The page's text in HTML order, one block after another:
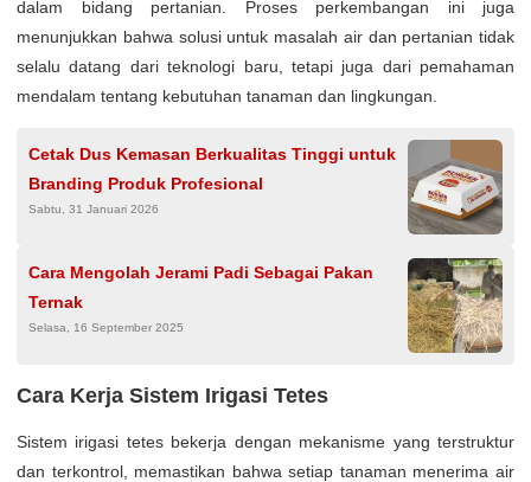
dalam bidang pertanian. Proses perkembangan ini juga
menunjukkan bahwa solusi untuk masalah air dan pertanian tidak
selalu datang dari teknologi baru, tetapi juga dari pemahaman
mendalam tentang kebutuhan tanaman dan lingkungan.
Cetak Dus Kemasan Berkualitas Tinggi untuk
Branding Produk Profesional
Sabtu, 31 Januari 2026
Cara Mengolah Jerami Padi Sebagai Pakan
Ternak
Selasa, 16 September 2025
Cara Kerja Sistem Irigasi Tetes
Sistem irigasi tetes bekerja dengan mekanisme yang terstruktur
dan terkontrol, memastikan bahwa setiap tanaman menerima air